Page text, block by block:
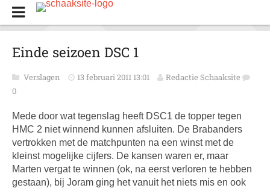
Einde seizoen DSC 1
Verslagen 13 februari 2011 13:01
Redactie Schaaksite
0
Mede door wat tegenslag heeft DSC1 de topper tegen
HMC 2 niet winnend kunnen afsluiten. De Brabanders
vertrokken met de matchpunten na een winst met de
kleinst mogelijke cijfers. De kansen waren er, maar
Marten vergat te winnen (ok, na eerst verloren te hebben
gestaan), bij Joram ging het vanuit het niets mis en ook